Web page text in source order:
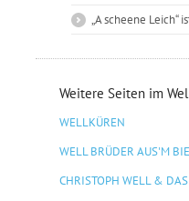
„A scheene Leich“
Weitere Seiten im
WELLKÜREN
WELL BRÜDER AUS'M
CHRISTOPH WELL &